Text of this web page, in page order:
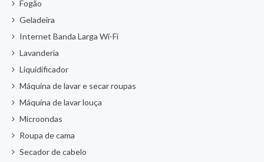
Fogão
Geladeira
Internet Banda Larga Wi-Fi
Lavanderia
Liquidificador
Máquina de lavar e secar roupas
Máquina de lavar louça
Microondas
Roupa de cama
Secador de cabelo